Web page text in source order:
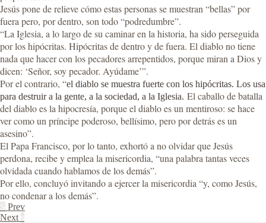
Jesús pone de relieve cómo estas personas se muestran “bellas” por
fuera pero, por dentro, son todo “podredumbre”.
“La Iglesia, a lo largo de su caminar en la historia, ha sido perseguida
por los hipócritas. Hipócritas de dentro y de fuera. El diablo no tiene
nada que hacer con los pecadores arrepentidos, porque miran a Dios y
dicen: ‘Señor, soy pecador. Ayúdame’”.
Por el contrario, “el diablo se muestra fuerte con los hipócritas. Los usa
para destruir a la gente, a la sociedad, a la Iglesia. El caballo de batalla
del diablo es la hipocresía, porque el diablo es un mentiroso: se hace
ver como un príncipe poderoso, bellísimo, pero por detrás es un
asesino”.
El Papa Francisco, por lo tanto, exhortó a no olvidar que Jesús
perdona, recibe y emplea la misericordia, “una palabra tantas veces
olvidada cuando hablamos de los demás”.
Por ello, concluyó invitando a ejercer la misericordia “y, como Jesús,
no condenar a los demás”.
Prev
Next